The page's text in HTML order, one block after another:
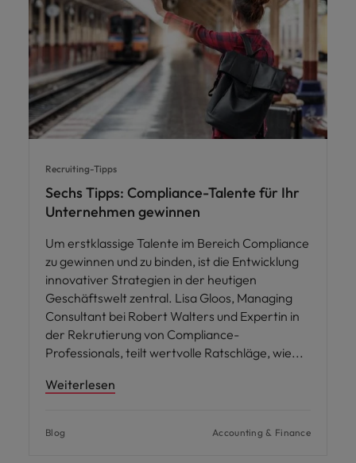
Recruiting-Tipps
Sechs Tipps: Compliance-Talente für Ihr
Unternehmen gewinnen
Um erstklassige Talente im Bereich Compliance
zu gewinnen und zu binden, ist die Entwicklung
innovativer Strategien in der heutigen
Geschäftswelt zentral. Lisa Gloos, Managing
Consultant bei Robert Walters und Expertin in
der Rekrutierung von Compliance-
Professionals, teilt wertvolle Ratschläge, wie
Weiterlesen
Blog Accounting & Finance